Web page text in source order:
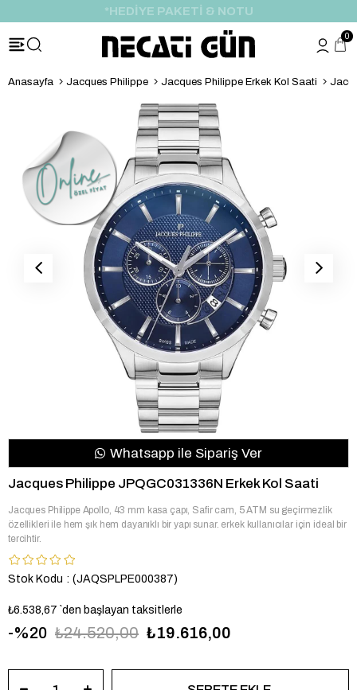
*HEDİYE PAKETİ & NOTU
0
Anasayfa Jacques Philippe Jacques Philippe Erkek Kol Saati
Whatsapp ile Sipariş Ver
Jacques Philippe JPQGC031336N Erkek Kol Saati
Jacques Philippe Apollo, 43 mm kasa çapı, Safir cam, 5 ATM su geçirmezlik
özellikleri ile hem şık hem dayanıklı bir yapı sunar. erkek kullanıcılar için ideal bir
tercihtir.
Stok Kodu (JAQSPLPE000387)
₺6.538,67 `den başlayan taksitlerle
20 ₺24.520,00 ₺19.616,00